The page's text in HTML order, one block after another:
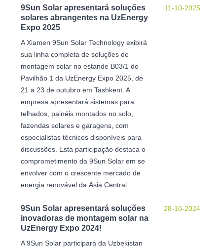
11-10-2025
9Sun Solar apresentará soluções
solares abrangentes na UzEnergy
Expo 2025
A Xiamen 9Sun Solar Technology exibirá
sua linha completa de soluções de
montagem solar no estande B03/1 do
Pavilhão 1 da UzEnergy Expo 2025, de
21 a 23 de outubro em Tashkent. A
empresa apresentará sistemas para
telhados, painéis montados no solo,
fazendas solares e garagens, com
especialistas técnicos disponíveis para
discussões. Esta participação destaca o
comprometimento da 9Sun Solar em se
envolver com o crescente mercado de
energia renovável da Ásia Central.
28-10-2024
9Sun Solar apresentará soluções
inovadoras de montagem solar na
UzEnergy Expo 2024!
A 9Sun Solar participará da Uzbekistan